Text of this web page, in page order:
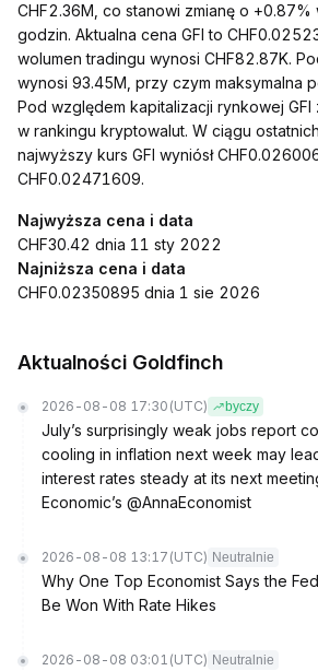
CHF2.36M, co stanowi zmianę o
godzin. Aktualna cena GFI to
wolumen tradingu wynosi CHF82.87K.
wynosi 93.45M, przy czym maksymalna
Pod względem kapitalizacji rynkowej GFI
w rankingu kryptowalut. W ciągu
najwyższy kurs GFI wyniósł
CHF0.02471609.
Najwyższa cena i data
CHF30.42 dnia 11 sty 2022
Najniższa cena i data
CHF0.02350895 dnia 1 sie 2026
Aktualności Goldfinch
2026-08-08 17:30 (UTC) byczy
July’s surprisingly weak jobs report
cooling in inflation next week may
interest rates steady at its next
Economic’s @AnnaEconomist
2026-08-08 13:17 (UTC) Neutralnie
Why One Top Economist Says the
Be Won With Rate Hikes
2026-08-08 03:01 (UTC) Neutralnie